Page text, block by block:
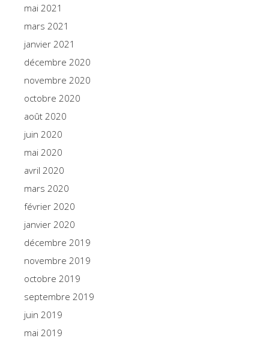
mai 2021
mars 2021
janvier 2021
décembre 2020
novembre 2020
octobre 2020
août 2020
juin 2020
mai 2020
avril 2020
mars 2020
février 2020
janvier 2020
décembre 2019
novembre 2019
octobre 2019
septembre 2019
juin 2019
mai 2019